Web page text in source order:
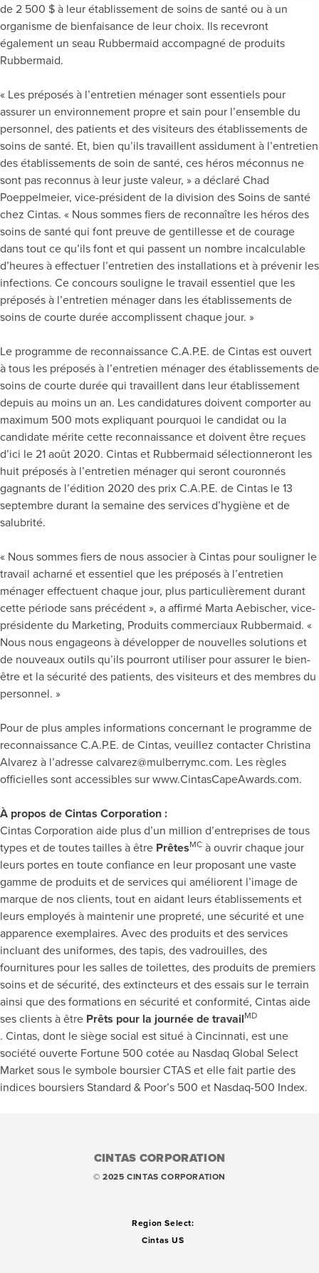
de 2 500 $ à leur établissement de soins de santé ou à un
organisme de bienfaisance de leur choix. Ils recevront
également un seau Rubbermaid accompagné de produits
Rubbermaid.
« Les préposés à l’entretien ménager sont essentiels pour
assurer un environnement propre et sain pour l’ensemble du
personnel, des patients et des visiteurs des établissements de
soins de santé. Et, bien qu’ils travaillent assidument à l’entretien
des établissements de soin de santé, ces héros méconnus ne
sont pas reconnus à leur juste valeur, » a déclaré Chad
Poeppelmeier, vice-président de la division des Soins de santé
chez Cintas. « Nous sommes fiers de reconnaître les héros des
soins de santé qui font preuve de gentillesse et de courage
dans tout ce qu’ils font et qui passent un nombre incalculable
d’heures à effectuer l’entretien des installations et à prévenir les
infections. Ce concours souligne le travail essentiel que les
préposés à l’entretien ménager dans les établissements de
soins de courte durée accomplissent chaque jour. »
Le programme de reconnaissance C.A.P.E. de Cintas est ouvert
à tous les préposés à l’entretien ménager des établissements de
soins de courte durée qui travaillent dans leur établissement
depuis au moins un an. Les candidatures doivent comporter au
maximum 500 mots expliquant pourquoi le candidat ou la
candidate mérite cette reconnaissance et doivent être reçues
d’ici le 21 août 2020. Cintas et Rubbermaid sélectionneront les
huit préposés à l’entretien ménager qui seront couronnés
gagnants de l’édition 2020 des prix C.A.P.E. de Cintas le 13
septembre durant la semaine des services d’hygiène et de
salubrité.
« Nous sommes fiers de nous associer à Cintas pour souligner le
travail acharné et essentiel que les préposés à l’entretien
ménager effectuent chaque jour, plus particulièrement durant
cette période sans précédent », a affirmé Marta Aebischer, vice-
présidente du Marketing, Produits commerciaux Rubbermaid. «
Nous nous engageons à développer de nouvelles solutions et
de nouveaux outils qu’ils pourront utiliser pour assurer le bien-
être et la sécurité des patients, des visiteurs et des membres du
personnel. »
Pour de plus amples informations concernant le programme de
reconnaissance C.A.P.E. de Cintas, veuillez contacter Christina
Alvarez à l’adresse calvarez@mulberrymc.com. Les règles
officielles sont accessibles sur www.CintasCapeAwards.com.
À propos de Cintas Corporation :
Cintas Corporation aide plus d’un million d’entreprises de tous
types et de toutes tailles à être PrêtesMC à ouvrir chaque jour
leurs portes en toute confiance en leur proposant une vaste
gamme de produits et de services qui améliorent l’image de
marque de nos clients, tout en aidant leurs établissements et
leurs employés à maintenir une propreté, une sécurité et une
apparence exemplaires. Avec des produits et des services
incluant des uniformes, des tapis, des vadrouilles, des
fournitures pour les salles de toilettes, des produits de premiers
soins et de sécurité, des extincteurs et des essais sur le terrain
ainsi que des formations en sécurité et conformité, Cintas aide
ses clients à être Prêts pour la journée de travailMD
. Cintas, dont le siège social est situé à Cincinnati, est une
société ouverte Fortune 500 cotée au Nasdaq Global Select
Market sous le symbole boursier CTAS et elle fait partie des
indices boursiers Standard & Poor’s 500 et Nasdaq-500 Index.
CINTAS CORPORATION
© 2025 CINTAS CORPORATION
Region Select:
Cintas US